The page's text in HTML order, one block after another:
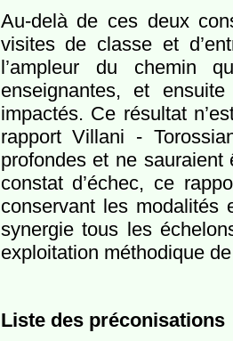
Au-delà de ces deux
visites de classe et
l’ampleur du chemin
enseignantes, et
impactés. Ce résultat
rapport Villani -
profondes et ne sauraient
constat d’échec, ce
conservant les
synergie tous les
exploitation méthodique
Liste des préconisations